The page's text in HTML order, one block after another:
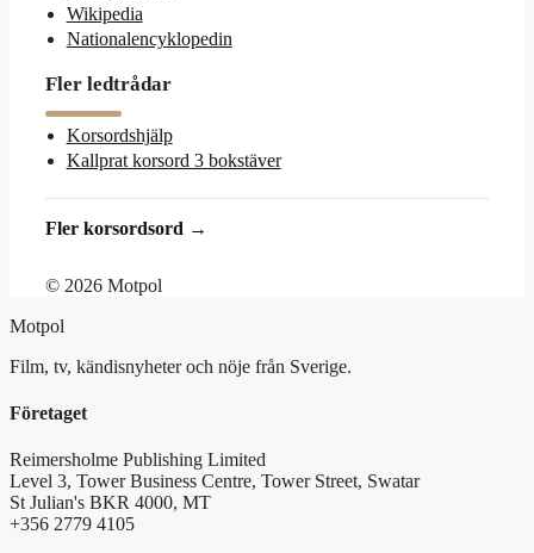
Wikipedia
Nationalencyklopedin
Fler ledtrådar
Korsordshjälp
Kallprat korsord 3 bokstäver
Fler korsordsord →
© 2026 Motpol
Motpol
Film, tv, kändisnyheter och nöje från Sverige.
Företaget
Reimersholme Publishing Limited
Level 3, Tower Business Centre, Tower Street, Swatar
St Julian's BKR 4000, MT
+356 2779 4105